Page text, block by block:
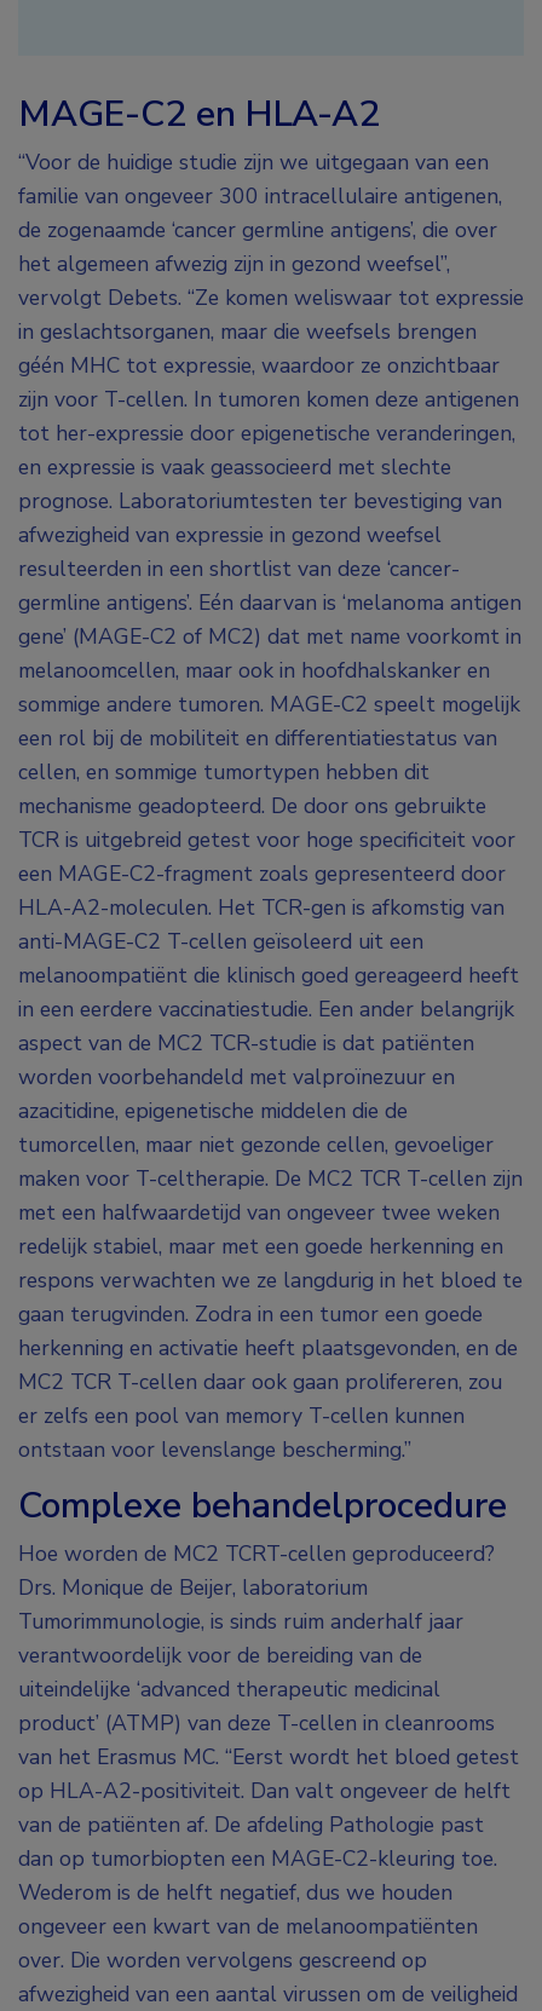
MAGE-C2 en HLA-A2
“Voor de huidige studie zijn we uitgegaan van een
familie van ongeveer 300 intracellulaire antigenen,
de zogenaamde ‘cancer germline antigens’, die over
het algemeen afwezig zijn in gezond weefsel”,
vervolgt Debets. “Ze komen weliswaar tot expressie
in geslachtsorganen, maar die weefsels brengen
géén MHC tot expressie, waardoor ze onzichtbaar
zijn voor T-cellen. In tumoren komen deze antigenen
tot her-expressie door epigenetische veranderingen,
en expressie is vaak geassocieerd met slechte
prognose. Laboratoriumtesten ter bevestiging van
afwezigheid van expressie in gezond weefsel
resulteerden in een shortlist van deze ‘cancer-
germline antigens’. Eén daarvan is ‘melanoma antigen
gene’ (MAGE-C2 of MC2) dat met name voorkomt in
melanoomcellen, maar ook in hoofdhalskanker en
sommige andere tumoren. MAGE-C2 speelt mogelijk
een rol bij de mobiliteit en differentiatiestatus van
cellen, en sommige tumortypen hebben dit
mechanisme geadopteerd. De door ons gebruikte
TCR is uitgebreid getest voor hoge specificiteit voor
een MAGE-C2-fragment zoals gepresenteerd door
HLA-A2-moleculen. Het TCR-gen is afkomstig van
anti-MAGE-C2 T-cellen geïsoleerd uit een
melanoompatiënt die klinisch goed gereageerd heeft
in een eerdere vaccinatiestudie. Een ander belangrijk
aspect van de MC2 TCR-studie is dat patiënten
worden voorbehandeld met valproïnezuur en
azacitidine, epigenetische middelen die de
tumorcellen, maar niet gezonde cellen, gevoeliger
maken voor T-celtherapie. De MC2 TCR T-cellen zijn
met een halfwaardetijd van ongeveer twee weken
redelijk stabiel, maar met een goede herkenning en
respons verwachten we ze langdurig in het bloed te
gaan terugvinden. Zodra in een tumor een goede
herkenning en activatie heeft plaatsgevonden, en de
MC2 TCR T-cellen daar ook gaan prolifereren, zou
er zelfs een pool van memory T-cellen kunnen
ontstaan voor levenslange bescherming.”
Complexe behandelprocedure
Hoe worden de MC2 TCRT-cellen geproduceerd?
Drs. Monique de Beijer, laboratorium
Tumorimmunologie, is sinds ruim anderhalf jaar
verantwoordelijk voor de bereiding van de
uiteindelijke ‘advanced therapeutic medicinal
product’ (ATMP) van deze T-cellen in cleanrooms
van het Erasmus MC. “Eerst wordt het bloed getest
op HLA-A2-positiviteit. Dan valt ongeveer de helft
van de patiënten af. De afdeling Pathologie past
dan op tumorbiopten een MAGE-C2-kleuring toe.
Wederom is de helft negatief, dus we houden
ongeveer een kwart van de melanoompatiënten
over. Die worden vervolgens gescreend op
afwezigheid van een aantal virussen om de veiligheid